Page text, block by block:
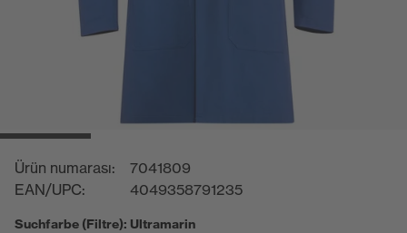
Ürün numarası:
7041809
EAN/UPC:
4049358791235
Suchfarbe (Filtre): Ultramarin